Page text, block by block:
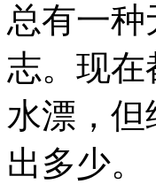
总有一
志。现
水漂，
出多少。